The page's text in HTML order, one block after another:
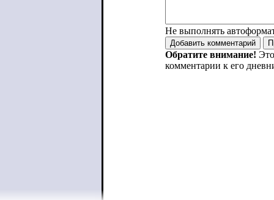
Не выполнять
Обратите внимание!
комментарии к его